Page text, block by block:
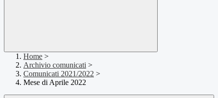
Home >
Archivio comunicati >
Comunicati 2021/2022 >
Mese di Aprile 2022